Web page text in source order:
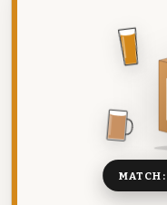
MATCH: